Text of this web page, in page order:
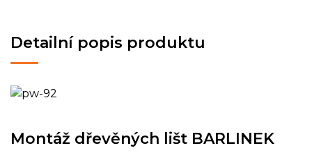
Detailní popis produktu
Montáž dřevěných lišt BARLINEK